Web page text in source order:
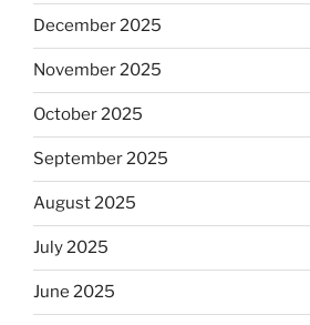
December 2025
November 2025
October 2025
September 2025
August 2025
July 2025
June 2025